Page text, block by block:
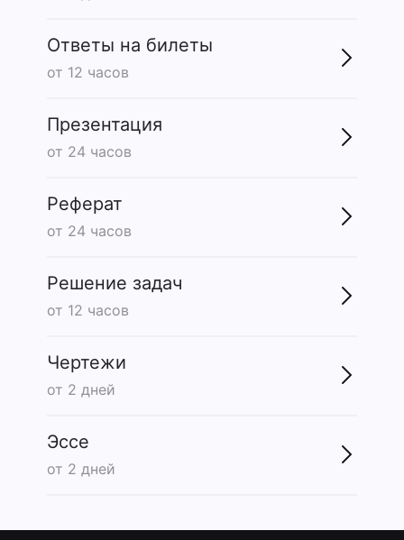
Ответы на билеты
от 12 часов
Презентация
от 24 часов
Реферат
от 24 часов
Решение задач
от 12 часов
Чертежи
от 2 дней
Эссе
от 2 дней